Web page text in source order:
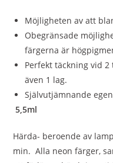
Möjligheten av att
Obegränsade
färgerna är
Perfekt täckning vid
även 1 lag.
Självutjämnande
5,5ml
Härda- beroende av
min. Alla neon färger,